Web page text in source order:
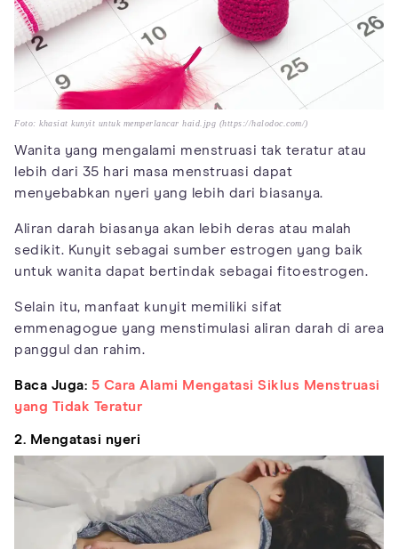
Foto: khasiat kunyit untuk memperlancar haid.jpg (https://halodoc.com/)
Wanita yang mengalami menstruasi tak teratur atau
lebih dari 35 hari masa menstruasi dapat
menyebabkan nyeri yang lebih dari biasanya.
Aliran darah biasanya akan lebih deras atau malah
sedikit. Kunyit sebagai sumber estrogen yang baik
untuk wanita dapat bertindak sebagai fitoestrogen.
Selain itu, manfaat kunyit memiliki sifat
emmenagogue yang menstimulasi aliran darah di area
panggul dan rahim.
Baca Juga: 5 Cara Alami Mengatasi Siklus Menstruasi
yang Tidak Teratur
2. Mengatasi nyeri